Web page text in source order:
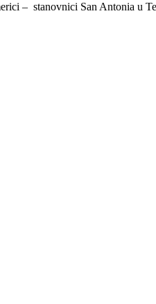
– stanovnici San Antonia u